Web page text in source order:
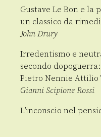
Gustave Le Bon e la
un classico da
John Drury
Irredentismo e
secondo
Pietro Nennie Attilio
Gianni Scipione Rossi
L’inconscio nel